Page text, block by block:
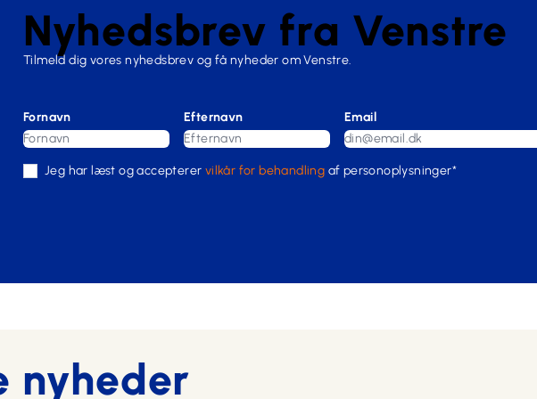
Nyhedsbrev fra Venstre
Tilmeld dig vores nyhedsbrev og få nyheder om Venstre.
Fornavn Efternavn Email
Jeg har læst og accepterer vilkår for behandling af personoplysninger*
nyheder